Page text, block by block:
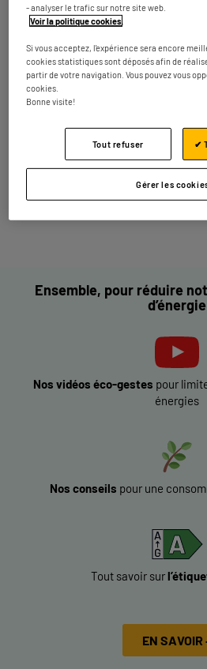
km
Fermé actuellement
Les magasins ELECTRO
Trouver un magasin ELECTRO DEPOT
Ensemble, pour réduire
d’énergie
Nos vidéos éco-gestes pour
énergies
Nos conseils pour une
Tout savoir sur
EN SAVOIR
- analyser le trafic sur notre site web.
Voir la politique cookies
Si vous acceptez, l'expérience sera encore
cookies statistiques sont déposés afin de
partir de votre navigation. Vous pouvez vous
cookies.
Bonne visite!
Gérer les
Tout refuser ✔